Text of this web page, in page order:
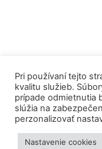
Pri používaní tejto
kvalitu služieb.
prípade odmietnutia
slúžia na
perzonalizovať
Nastavenie cookies